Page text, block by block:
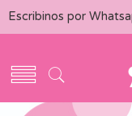
Escribinos por